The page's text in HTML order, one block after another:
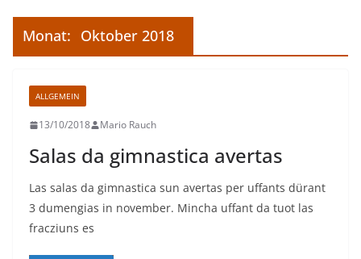
Monat: Oktober 2018
ALLGEMEIN
13/10/2018 Mario Rauch
Salas da gimnastica avertas
Las salas da gimnastica sun avertas per uffants dürant
3 dumengias in november. Mincha uffant da tuot las
fracziuns es